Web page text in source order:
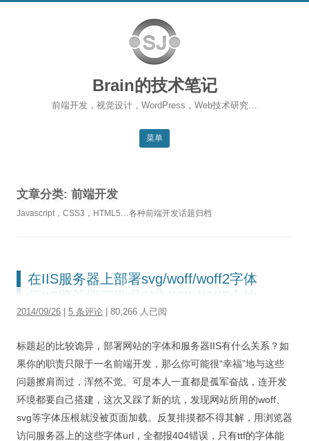
Brain的技术笔记
前端开发，视觉设计，WordPress，Web技术研究…
菜单
SEO
视觉/交互设计
杂项研究
作品集
关于本站
文章分类: 前端开发
Javascript，CSS3，HTML5…各种前端开发话题归档
在IIS服务器上部署svg/woff/woff2字体
2014/09/26 5 条评论 | 80,266 人已阅
标题起的比较诡异，部署网站的字体和服务器IIS有什么关系？如
果你的职责只限于一名前端开发，那么你可能很“幸福”地与这些
问题擦肩而过，浑然不觉。可是本人一直都是孤军奋战，连开发
环境都要自己搭建，这次又踩了新的坑，发现网站所用的woff、
svg等字体压根就没被页面加载。反复排摸都不得其解，用浏览器
访问服务器上的这些字体url，全都报404错误，只有ttf的字体能